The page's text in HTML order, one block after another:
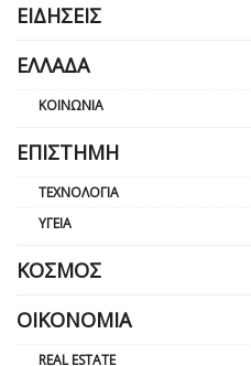
ΕΙΔΉΣΕΙΣ
ΕΛΛΆΔΑ
ΚΟΙΝΩΝΊΑ
ΕΠΙΣΤΉΜΗ
ΤΕΧΝΟΛΟΓΊΑ
ΥΓΕΊΑ
ΚΌΣΜΟΣ
ΟΙΚΟΝΟΜΊΑ
REAL ESTATE